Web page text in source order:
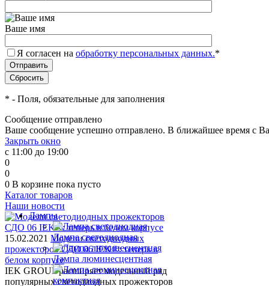
Ваше имя
Я согласен на обработку персональных данных.*
* - Поля, обязательные для заполнения
Сообщение отправлено
Ваше сообщение успешно отправлено. В ближайшее время с
Закрыть окно
с 11:00 до 19:00
0
0
0 В корзине пока пусто
Каталог товаров
Лампы
Лампа светодиодная
Лампа люминесцентная
Наши новости
15.02.2021 Модели светодиодных
прожекторов СДО 06 IEK®: теперь в
белом корпусе
IEK GROUP расширяет модельный ряд
популярных светодиодных прожекторов